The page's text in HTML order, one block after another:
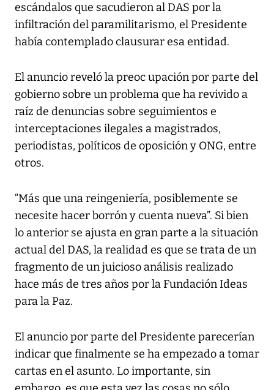
escándalos que sacudieron al DAS por la
infiltración del paramilitarismo, el Presidente
había contemplado clausurar esa entidad.
El anuncio reveló la preoc upación por parte del
gobierno sobre un problema que ha revivido a
raíz de denuncias sobre seguimientos e
interceptaciones ilegales a magistrados,
periodistas, políticos de oposición y ONG, entre
otros.
“Más que una reingeniería, posiblemente se
necesite hacer borrón y cuenta nueva”. Si bien
lo anterior se ajusta en gran parte a la situación
actual del DAS, la realidad es que se trata de un
fragmento de un juicioso análisis realizado
hace más de tres años por la Fundación Ideas
para la Paz.
El anuncio por parte del Presidente parecerían
indicar que finalmente se ha empezado a tomar
cartas en el asunto. Lo importante, sin